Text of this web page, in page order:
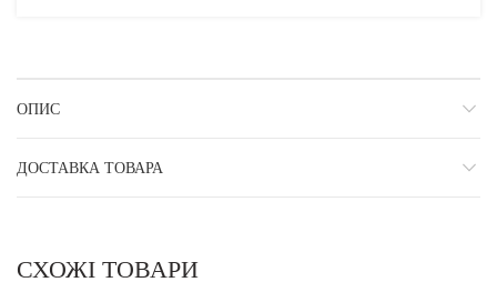
ОПИС
ДОСТАВКА ТОВАРА
СХОЖІ ТОВАРИ